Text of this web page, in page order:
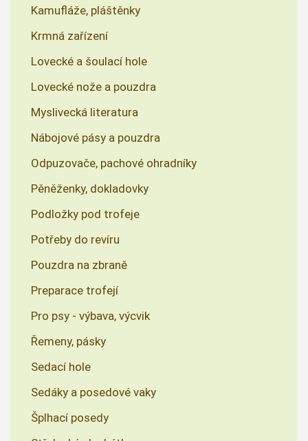
Kamufláže, pláštěnky
Krmná zařízení
Lovecké a šoulací hole
Lovecké nože a pouzdra
Myslivecká literatura
Nábojové pásy a pouzdra
Odpuzovače, pachové ohradníky
Pěněženky, dokladovky
Podložky pod trofeje
Potřeby do revíru
Pouzdra na zbraně
Preparace trofejí
Pro psy - výbava, výcvik
Řemeny, pásky
Sedací hole
Sedáky a posedové vaky
Šplhací posedy